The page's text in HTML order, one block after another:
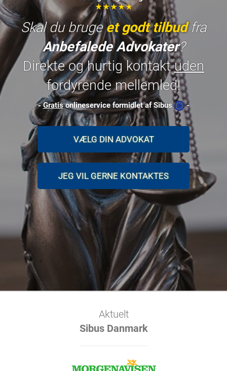
★★★★★
Skal du brugeet godt tilbudfra
Anbefalede Advokater?
Direkte og hurtig kontaktuden
fordyrende mellemled!
-Gratisonlineservice formidlet af Sibus -
VÆLG DIN ADVOKAT
JEG VIL GERNE KONTAKTES
Aktuelt
Sibus Danmark